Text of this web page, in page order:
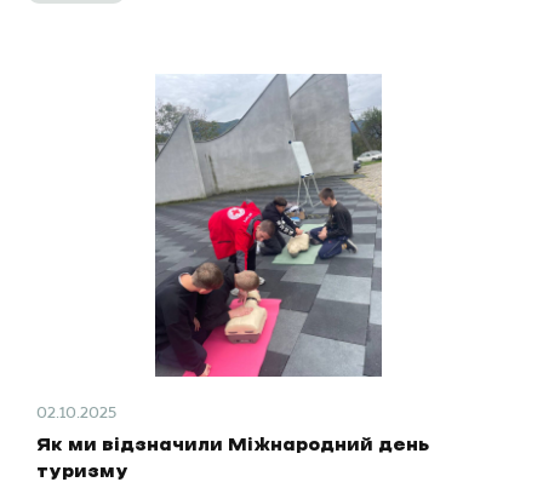
02.10.2025
Як ми відзначили Міжнародний день
туризму